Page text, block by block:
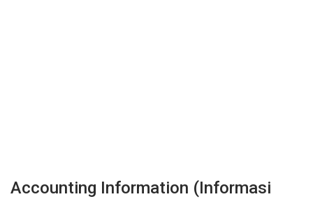
Accounting Information (Informasi